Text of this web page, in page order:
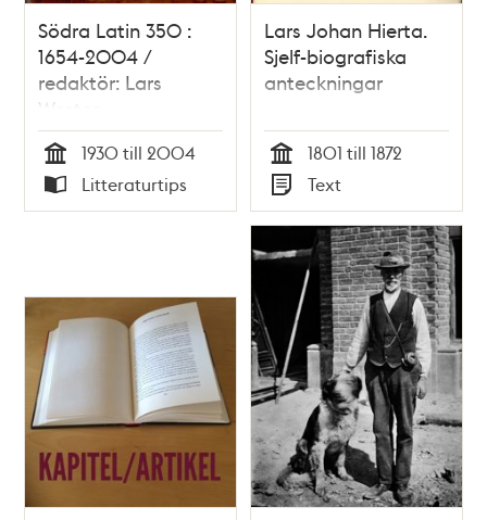
Södra Latin 350 :
1654-2004 /
redaktör: Lars
Wester
Tid
1930 till 2004
Typ
Litteraturtips
Lars Johan Hierta.
Sjelf-biografiska
anteckningar
Tid
1801 till 1872
Typ
Text